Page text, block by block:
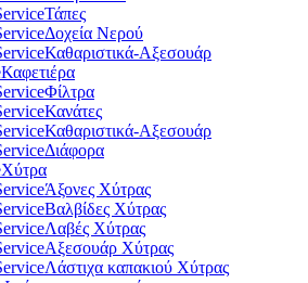
Τάπες
Δοχεία Νερού
Καθαριστικά-Αξεσουάρ
Καφετιέρα
Φίλτρα
Κανάτες
Καθαριστικά-Αξεσουάρ
Διάφορα
Χύτρα
Άξονες Χύτρας
Βαλβίδες Χύτρας
Λαβές Χύτρας
Αξεσουάρ Χύτρας
Λάστιχα καπακιού Χύτρας